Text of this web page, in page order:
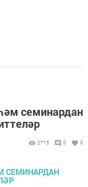
семинардан
2715 0 0